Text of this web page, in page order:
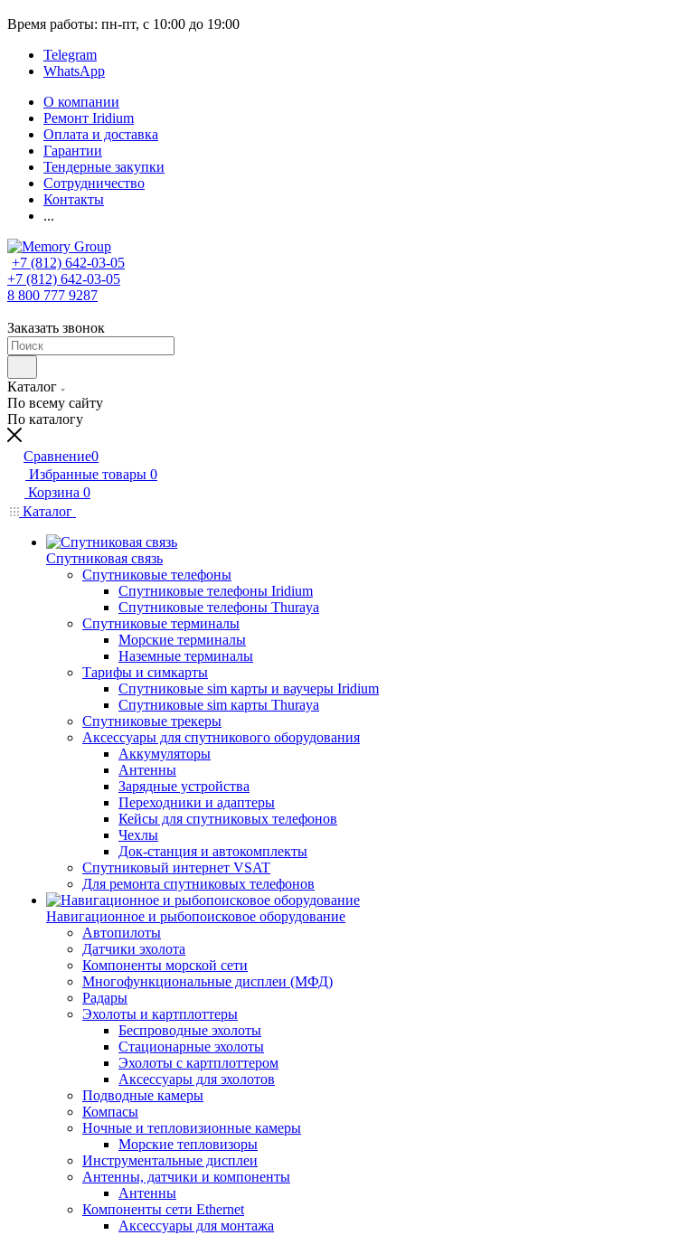
Время работы: пн-пт, с 10:00 до 19:00
Telegram
WhatsApp
О компании
Ремонт Iridium
Оплата и доставка
Гарантии
Тендерные закупки
Сотрудничество
Контакты
...
+7 (812) 642-03-05
+7 (812) 642-03-05
8 800 777 9287
Заказать звонок
Каталог
По всему сайту
По каталогу
Сравнение0
Избранные товары 0
Корзина 0
Каталог
Спутниковая связь
Спутниковые телефоны
Спутниковые телефоны Iridium
Спутниковые телефоны Thuraya
Спутниковые терминалы
Морские терминалы
Наземные терминалы
Тарифы и симкарты
Спутниковые sim карты и ваучеры Iridium
Спутниковые sim карты Thuraya
Спутниковые трекеры
Аксессуары для спутникового оборудования
Аккумуляторы
Антенны
Зарядные устройства
Переходники и адаптеры
Кейсы для спутниковых телефонов
Чехлы
Док-станция и автокомплекты
Спутниковый интернет VSAT
Для ремонта спутниковых телефонов
Навигационное и рыбопоисковое оборудование
Автопилоты
Датчики эхолота
Компоненты морской сети
Многофункциональные дисплеи (МФД)
Радары
Эхолоты и картплоттеры
Беспроводные эхолоты
Стационарные эхолоты
Эхолоты с картплоттером
Аксессуары для эхолотов
Подводные камеры
Компасы
Ночные и тепловизионные камеры
Морские тепловизоры
Инструментальные дисплеи
Антенны, датчики и компоненты
Антенны
Компоненты сети Ethernet
Аксессуары для монтажа